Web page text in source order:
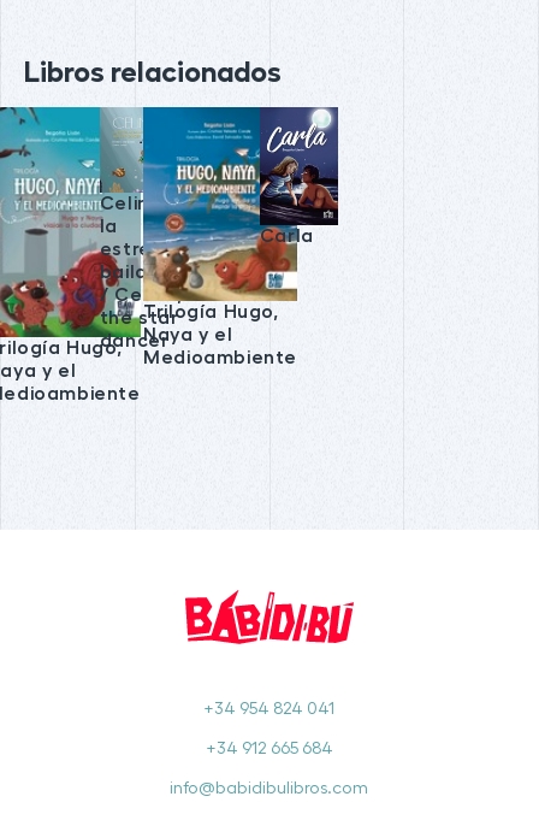
Libros relacionados
Hugo,
y el
Celina,
la
estrella
bailarina
/ Celina,
the star
dancer
Trilogía Hugo,
Naya y el
Medioambiente
Carla
+34 954 824 041
+34 912 665 684
info@babidibulibros.com